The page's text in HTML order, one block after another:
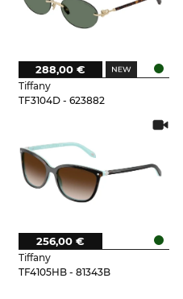
Tiffany
TF3104D - 623882
288,00 €
Tiffany
TF4105HB - 81343B
256,00 €